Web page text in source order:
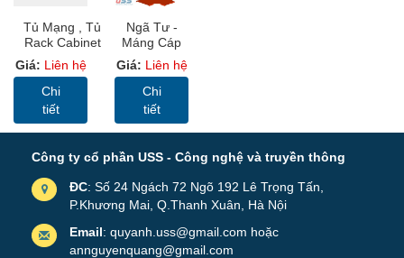
Tủ Mạng , Tủ
Rack Cabinet
10U-D400
Tower/Wallmount
10U D400
Giá: Liên hệ
Chi
tiết
Ngã Tư -
Máng Cáp
Sơn Tĩnh
Điện, Cable
Trunking
(MC)
Giá: Liên hệ
Chi
tiết
Công ty cổ phần USS - Công nghệ và truyền thông
ĐC: Số 24 Ngách 72 Ngõ 192 Lê Trọng Tấn,
P.Khương Mai, Q.Thanh Xuân, Hà Nội
Email: quyanh.uss@gmail.com hoặc
annguyenquang@gmail.com